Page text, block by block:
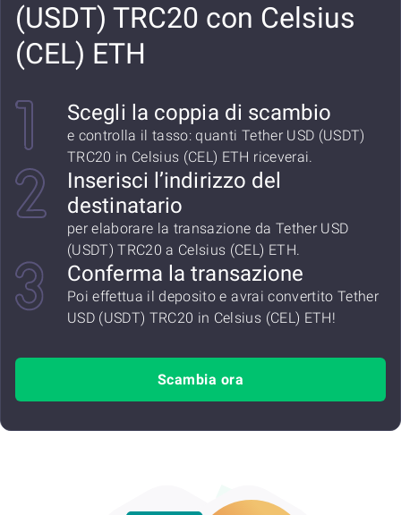
(USDT) TRC20 con Celsius
(CEL) ETH
Scegli la coppia di scambio
e controlla il tasso: quanti Tether USD (USDT)
TRC20 in Celsius (CEL) ETH riceverai.
Inserisci l’indirizzo del
destinatario
per elaborare la transazione da Tether USD
(USDT) TRC20 a Celsius (CEL) ETH.
Conferma la transazione
Poi effettua il deposito e avrai convertito Tether
USD (USDT) TRC20 in Celsius (CEL) ETH!
Scambia ora